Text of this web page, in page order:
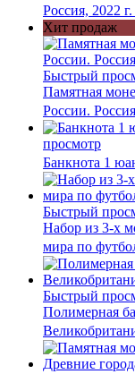
Россия, 2022
Хит продаж
Быстрый
Памятная
России.
просмотр
Банкнота 1
Быстрый
Набор из 3-х
мира по
Быстрый
Полимерная